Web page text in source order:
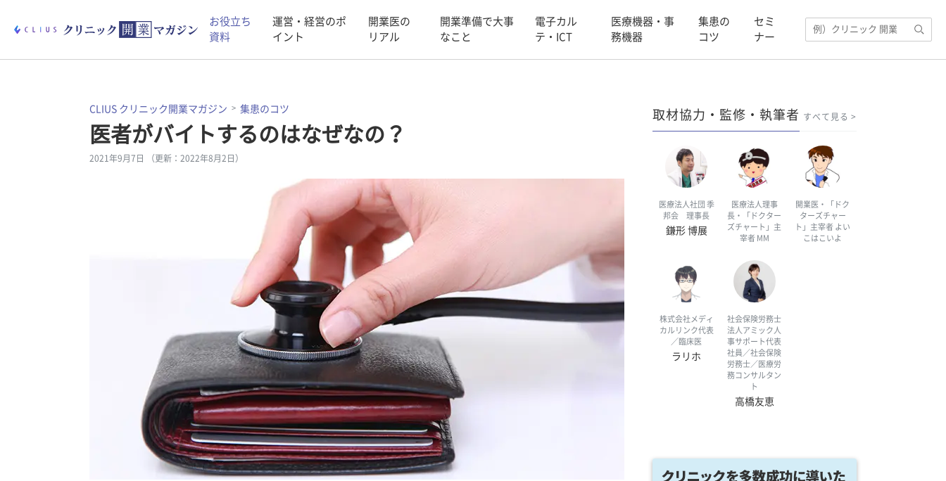
お役立ち
資料
運営・経営のポ
イント
開業医の
リアル
開業準備で大事
なこと
電子カル
テ・ICT
医療機器・事
務機器
集患の
コツ
セミ
ナー
CLIUS クリニック開業マガジン 集患のコツ
医者がバイトするのはなぜなの？
2021年9月7日 （更新：2022年8月2日）
取材協力・監修・執筆者 すべて見る
医療法人社団 季
邦会 理事長
鎌形 博展
医療法人理事
長・「ドクター
ズチャート」主
宰者 MM
開業医・「ドク
ターズチャー
ト」主宰者 よい
こはこいよ
株式会社メディ
カルリンク代表
／臨床医
ラリホ
社会保険労務士
法人アミック人
事サポート代表
社員／社会保険
労務士／医療労
務コンサルタン
ト
高橋友恵